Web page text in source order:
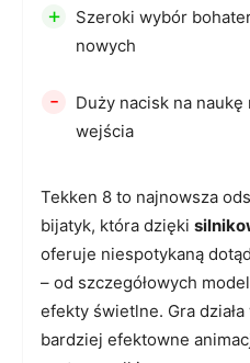
Tekken 8 to najnowsza
bijatyk, która dzięki
oferuje niespotykaną
– od szczegółowych
efekty świetlne. Gra działa
bardziej efektowne
+
Szeroki wybór
nowych
-
Duży nacisk na
wejścia